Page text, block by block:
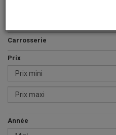
Carrosserie
Prix
Année